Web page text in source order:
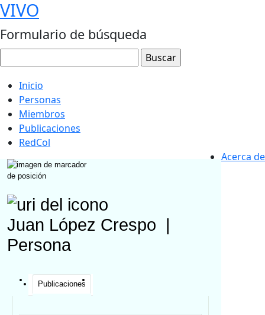
VIVO
Formulario de búsqueda
Inicio
Personas
Miembros
Publicaciones
RedCol
Acerca de
Juan López Crespo
Persona
Publicaciones